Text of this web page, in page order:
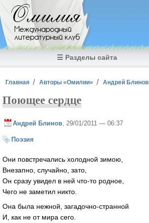
Перейти к основному содержанию
Омилия
Международный
литературный клуб
☰ Разделы сайта
Вы здесь
Главная Авторы «Омилии» Андрей Блинов
Поющее сердце
Андрей Блинов , 29/01/2011 — 06:37
Поэзия
Они повстречались холодной зимою,
Внезапно, случайно, зато,
Он сразу увидел в ней что-то родное,
Чего не заметил никто.
Она была нежной, загадочно-странной
И, как не от мира сего.